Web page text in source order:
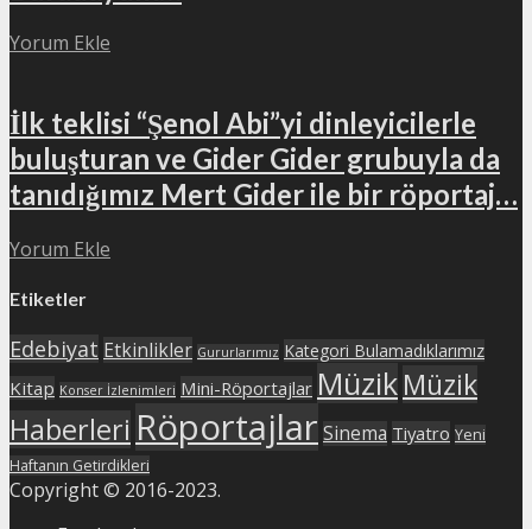
Yorum Ekle
İlk teklisi “Şenol Abi”yi dinleyicilerle
buluşturan ve Gider Gider grubuyla da
tanıdığımız Mert Gider ile bir röportaj…
Yorum Ekle
Etiketler
Edebiyat Etkinlikler Gururlarımız Kategori Bulamadıklarımız
Kitap Konser İzlenimleri Mini-Röportajlar MüzikMüzik
Haberleri Röportajlar Sinema Tiyatro Yeni
Haftanın Getirdikleri
Copyright © 2016-2023.